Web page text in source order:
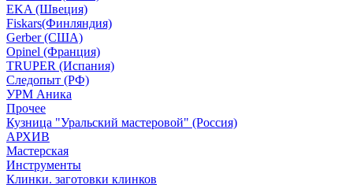
EKA (Швеция)
Fiskars(Финляндия)
Gerber (США)
Opinel (Франция)
TRUPER (Испания)
Следопыт (РФ)
УРМ Аника
Прочее
Кузница "Уральский мастеровой" (Россия)
АРХИВ
Мастерская
Инструменты
Клинки. заготовки клинков